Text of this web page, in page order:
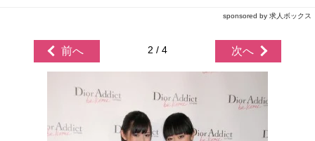
sponsored by 求人ボックス
前へ 2 / 4 次へ